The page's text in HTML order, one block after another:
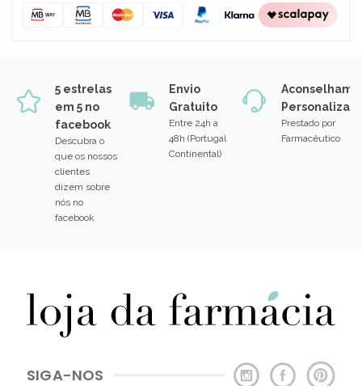
5 estrelas
em 5 no
facebook
Descubra o
que os nossos
clientes
dizem sobre
nós no
facebook
Envio
Gratuito
Entre 24h a
48h (Portugal
Continental)
Prestado por
Farmacêutico
SIGA-NOS